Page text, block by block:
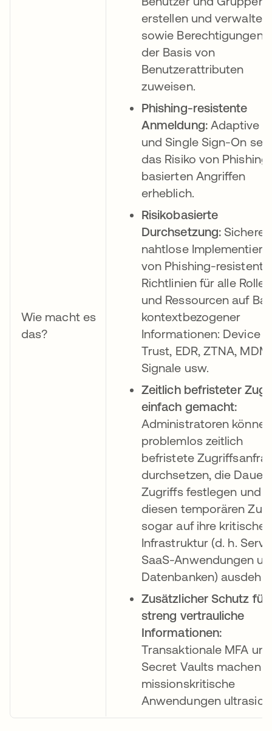
Wie macht es
das?
erstellen und verwalten
sowie Berechtigungen
der Basis von
Benutzerattributen
zuweisen.
Phishing-resistente
Anmeldung:Adaptive
und Single Sign-On
das Risiko von
basierten Angriffen
erheblich.
Risikobasierte
Durchsetzung: Sichere
nahtlose
von Phishing-
Richtlinien für alle Rollen
und Ressourcen auf
kontextbezogener
Informationen: Device
Trust, EDR, ZTNA,
Signale usw.
Zeitlich befristeter
einfach gemacht:
Administratoren können
problemlos zeitlich
befristete
durchsetzen, die Dauer
Zugriffs festlegen und
diesen temporären
sogar auf ihre kritische
Infrastruktur (d. h.
SaaS-Anwendungen
Datenbanken)
Zusätzlicher Schutz für
streng vertrauliche
Informationen:
Transaktionale MFA und
Secret Vaults machen
missionskritische
Anwendungen